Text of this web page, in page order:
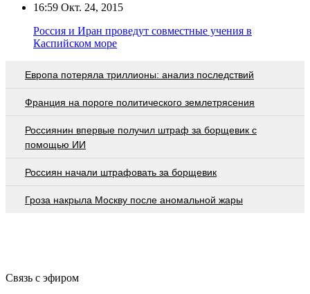
16:59 Окт. 24, 2015
Россия и Иран проведут совместные учения в
Каспийском море
Европа потеряла триллионы: анализ последствий
Франция на пороге политического землетрясения
Россиянин впервые получил штраф за борщевик с
помощью ИИ
Россиян начали штрафовать за борщевик
Гроза накрыла Москву после аномальной жары
Связь с эфиром